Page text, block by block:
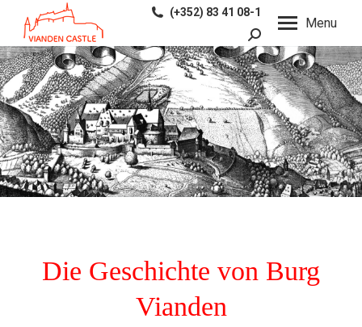
Menu
(+352) 83 41 08-1
Search:
Die Geschichte von Burg
Vianden